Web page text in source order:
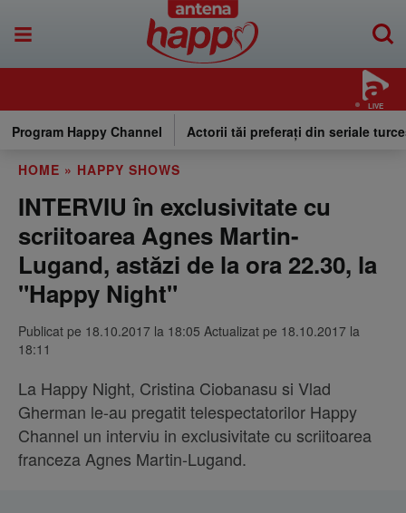
LIVE
Program Happy Channel Actorii tăi preferați din seriale
HOME » HAPPY SHOWS
INTERVIU în exclusivitate cu
scriitoarea Agnes Martin-
Lugand, astăzi de la ora 22.30, la
"Happy Night"
Publicat pe 18.10.2017 la 18:05 Actualizat pe 18.10.2017 la
18:11
La Happy Night, Cristina Ciobanasu si Vlad
Gherman le-au pregatit telespectatorilor Happy
Channel un interviu in exclusivitate cu scriitoarea
franceza Agnes Martin-Lugand.